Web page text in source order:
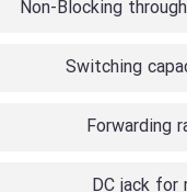
Non-Blocking
Switching
Forwarding